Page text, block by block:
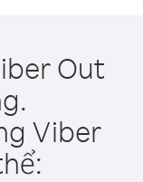
Out
Viber